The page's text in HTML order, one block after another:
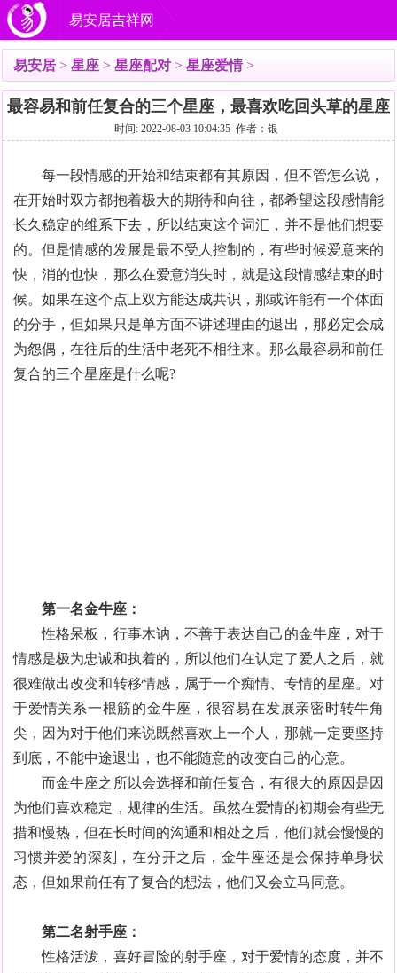
易安居吉祥网
易安居 > 星座 > 星座配对 > 星座爱情>
最容易和前任复合的三个星座，最喜欢吃回头草的星座
时间: 2022-08-03 10:04:35 作者：银
每一段情感的开始和结束都有其原因，但不管怎么说，
在开始时双方都抱着极大的期待和向往，都希望这段感情能
长久稳定的维系下去，所以结束这个词汇，并不是他们想要
的。但是情感的发展是最不受人控制的，有些时候爱意来的
快，消的也快，那么在爱意消失时，就是这段情感结束的时
候。如果在这个点上双方能达成共识，那或许能有一个体面
的分手，但如果只是单方面不讲述理由的退出，那必定会成
为怨偶，在往后的生活中老死不相往来。那么最容易和前任
复合的三个星座是什么呢?
第一名金牛座：
性格呆板，行事木讷，不善于表达自己的金牛座，对于
情感是极为忠诚和执着的，所以他们在认定了爱人之后，就
很难做出改变和转移情感，属于一个痴情、专情的星座。对
于爱情关系一根筋的金牛座，很容易在发展亲密时转牛角
尖，因为对于他们来说既然喜欢上一个人，那就一定要坚持
到底，不能中途退出，也不能随意的改变自己的心意。
而金牛座之所以会选择和前任复合，有很大的原因是因
为他们喜欢稳定，规律的生活。虽然在爱情的初期会有些无
措和慢热，但在长时间的沟通和相处之后，他们就会慢慢的
习惯并爱的深刻，在分开之后，金牛座还是会保持单身状
态，但如果前任有了复合的想法，他们又会立马同意。
第二名射手座：
性格活泼，喜好冒险的射手座，对于爱情的态度，并不